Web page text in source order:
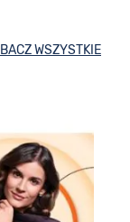
WSZYSTKIE